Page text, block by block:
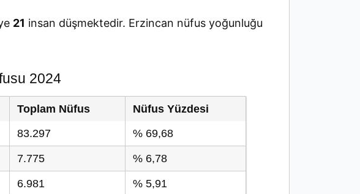
21 insan düşmektedir. Erzincan nüfus yoğunluğu
2024
Toplam Nüfus
Nüfus Yüzdesi
83.297 % 69,68
7.775 % 6,78
6.981 % 5,91